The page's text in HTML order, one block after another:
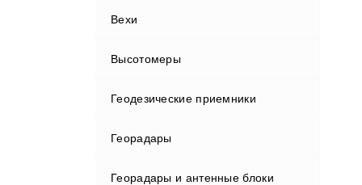
Вехи
Высотомеры
Геодезические приемники
Георадары
Георадары и антенные блоки